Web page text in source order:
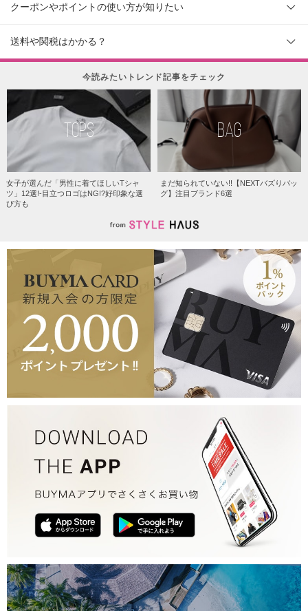
クーポンやポイントの使い方が知りたい
送料や関税はかかる？
今読みたいトレンド記事をチェック
TOPS
女子が選んだ「男性に着てほしいTシャ
ツ」12選!-目立つロゴはNG!?好印象な選
び方も
BAG
まだ知られていない!!【NEXTバズりバッ
グ】注目ブランド6選